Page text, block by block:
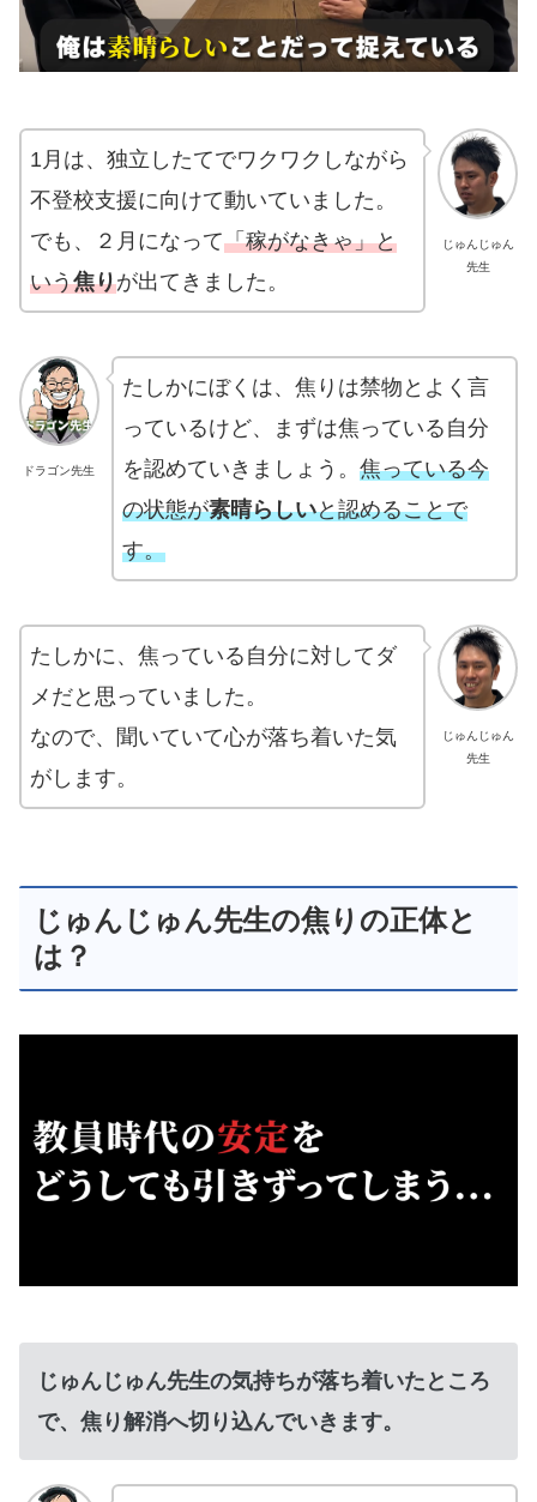
じゅんじゅん
先生
1月は、独立したてでワクワクしながら
不登校支援に向けて動いていました。
でも、２月になって「稼がなきゃ」と
いう焦りが出てきました。
ドラゴン先生
たしかにぼくは、焦りは禁物とよく言
っているけど、まずは焦っている自分
を認めていきましょう。 焦っている今
の状態が素晴らしいと認めることで
す。
じゅんじゅん
先生
たしかに、焦っている自分に対してダ
メだと思っていました。
なので、聞いていて心が落ち着いた気
がします。
じゅんじゅん先生の焦りの正体と
は？
じゅんじゅん先生の気持ちが落ち着いたところ
で、焦り解消へ切り込んでいきます。